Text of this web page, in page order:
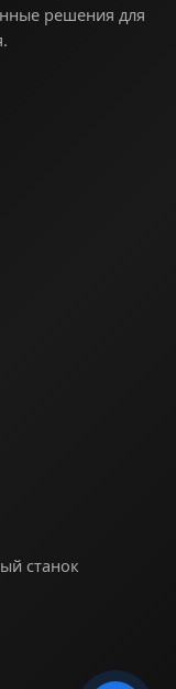
решения для
станок